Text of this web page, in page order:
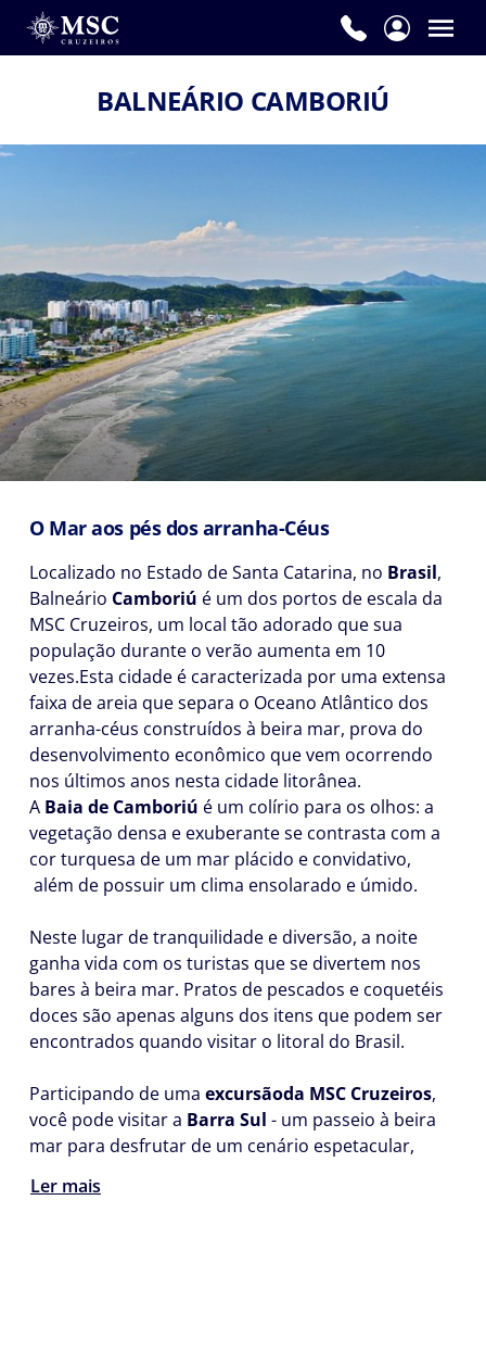
BALNEÁRIO CAMBORIÚ
O Mar aos pés dos arranha-Céus
Localizado no Estado de Santa Catarina, no Brasil,
Balneário Camboriú é um dos portos de escala da
MSC Cruzeiros, um local tão adorado que sua
população durante o verão aumenta em 10
vezes.Esta cidade é caracterizada por uma extensa
faixa de areia que separa o Oceano Atlântico dos
arranha-céus construídos à beira mar, prova do
desenvolvimento econômico que vem ocorrendo
nos últimos anos nesta cidade litorânea.
A Baia de Camboriú é um colírio para os olhos: a
vegetação densa e exuberante se contrasta com a
cor turquesa de um mar plácido e convidativo,
além de possuir um clima ensolarado e úmido.
Neste lugar de tranquilidade e diversão, a noite
ganha vida com os turistas que se divertem nos
bares à beira mar. Pratos de pescados e coquetéis
doces são apenas alguns dos itens que podem ser
encontrados quando visitar o litoral do Brasil.
Participando de uma excursãoda MSC Cruzeiros,
você pode visitar a Barra Sul - um passeio à beira
mar para desfrutar de um cenário espetacular,
Ler mais